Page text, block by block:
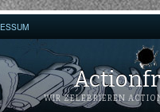
WIR ZELEBRIEREN